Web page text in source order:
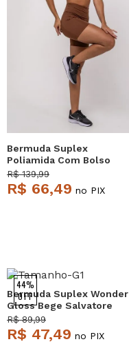
Bermuda Suplex
Poliamida Com Bolso
Quadrado Marrom
Salvatore
R$ 139,99
R$ 66,49 no PIX
44%
OFF
Bermuda Suplex Wonder
Gloss Bege Salvatore
R$ 89,99
R$ 47,49 no PIX